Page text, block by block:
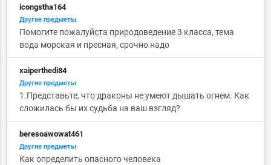
icongstha164
Другие предметы
Помогите пожалуйста природоведение 3 класса, тема
вода морская и пресная, срочно надо
xaiperthedi84
Другие предметы
1.Представьте, что драконы не умеют дышать огнем. Как
сложилась бы их судьба на ваш взгляд?
beresoawowat461
Другие предметы
Как определить опасного человека